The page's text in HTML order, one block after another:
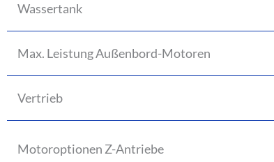
Wassertank
Max. Leistung Außenbord-Motoren
Vertrieb
Motoroptionen Z-Antriebe